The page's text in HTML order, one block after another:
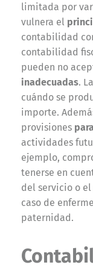
limitada por
vulnera el
contabilidad
contabilidad
pueden no
inadecuadas.
cuándo se
importe.
provisiones
actividades
ejemplo,
tenerse en
del servicio o
caso de
paternidad.